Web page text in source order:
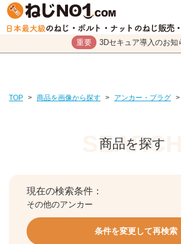
重要 3Dセキュア導入のお知
TOP > 商品を画像から探す > アンカー・プラグ >
商品を探す
現在の検索条件：
その他のアンカー
条件を変更して再検索